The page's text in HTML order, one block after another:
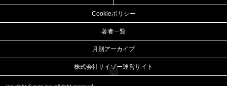
Cookieポリシー
著者一覧
月別アーカイブ
株式会社サイゾー運営サイト